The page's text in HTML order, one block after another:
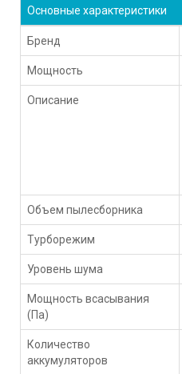
Основные характеристики
Бренд
Мощность
Описание
Объем пылесборника
Турборежим
Уровень шума
Мощность всасывания
(Па)
Количество
аккумуляторов